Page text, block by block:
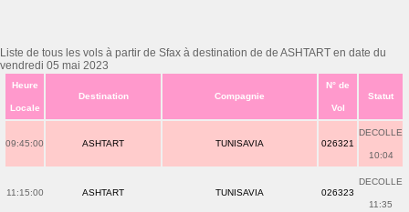
Liste de tous les vols à partir de Sfax à destination de de ASHTART en date du
vendredi 05 mai 2023
Heure
Locale
Destination Compagnie
N° de
Vol
Statut
09:45:00 ASHTART TUNISAVIA 026321
DECOLLE
10:04
11:15:00 ASHTART TUNISAVIA 026323
DECOLLE
11:35